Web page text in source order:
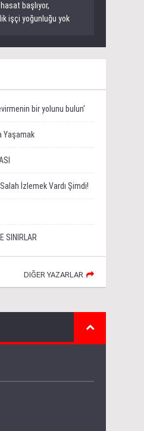
hasat başlıyor,
işçi yoğunluğu yok
bir yolunu bulun'
Yaşamak
İzlemek Vardı Şimdi!
SINIRLAR
DIĞER YAZARLAR